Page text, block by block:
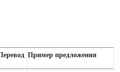
Пример предложения